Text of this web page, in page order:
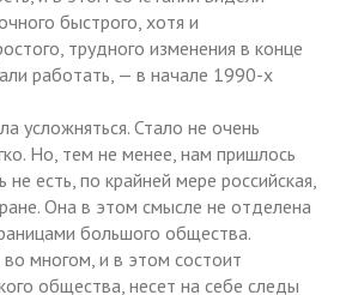
быстрого, хотя и
трудного изменения в конце
работать, — в начале 1990-х
усложняться. Стало не очень
Но, тем не менее, нам пришлось
есть, по крайней мере российская,
Она в этом смысле не отделена
большого общества.
многом, и в этом состоит
общества, несет на себе следы